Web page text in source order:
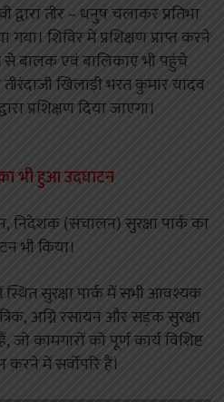
तीर – धनुष चलाकर प्रतिभा
शिविर में प्रशिक्षण प्राप्त करने
से बालक एवं बालिकाएं भी पहुंचे
तीरंदाजी खिलाड़ी भरत कुमार यादव
प्रशिक्षण दिया जाएगा।
भी हुआ उदघाटन
निदेशक (संचालन) सुरक्षा पार्क का
भी किया।
स्थित सुरक्षा पार्क में सभी आवश्यक
अग्नि रसायन और सड़क सुरक्षा
कामगारों को पूर्ण कार्य विशिष्ट
करने में सर्वोपरि हैं।